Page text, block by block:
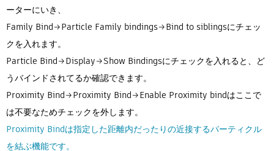
ーターにいき、
Family Bind→Particle Family bindings→Bind to siblingsにチェッ
クを入れます。
Particle Bind→Display→Show Bindingsにチェックを入れると、ど
うバインドされてるか確認できます。
Proximity Bind→Proximity Bind→Enable Proximity bindはここで
は不要なためチェックを外します。
Proximity Bindは指定した距離内だったりの近接するパーティクル
を結ぶ機能です。